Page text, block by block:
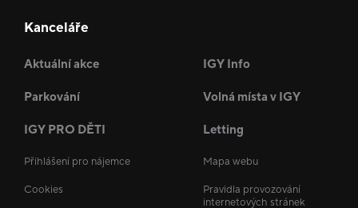
Kanceláře
Aktuální akce IGY Info
Parkování Volná místa v IGY
IGY PRO DĚTI Letting
Přihlášení pro nájemce Mapa webu
Cookies
Pravidla provozování
internetových stránek